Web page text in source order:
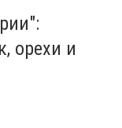
орехи и